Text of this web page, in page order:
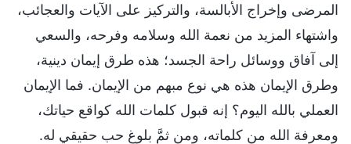
المرضى وإخراج الأبالسة، والتركيز على الآيات والعجائب،
واشتهاء المزيد من نعمة الله وسلامه وفرحه، والسعي
إلى آفاق ووسائل راحة الجسد؛ هذه طرق إيمان دينية،
وطرق الإيمان هذه هي نوع مبهم من الإيمان. فما الإيمان
العملي بالله اليوم؟ إنه قبول كلمات الله كواقع حياتك،
ومعرفة الله من كلماته، ومن ثمَّ بلوغ حب حقيقي له.